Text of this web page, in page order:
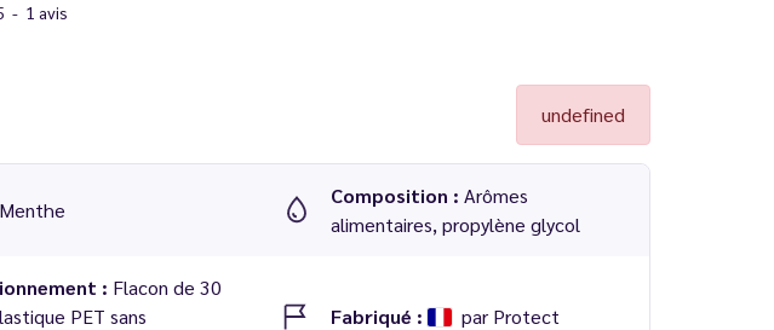
- 1 avis
undefined
Menthe
Composition : Arômes
alimentaires, propylène glycol
: Flacon de 30
PET sans
Fabriqué : par Protect